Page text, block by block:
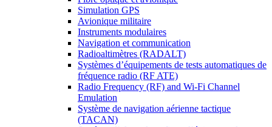
Simulation GPS
Avionique militaire
Instruments modulaires
Navigation et communication
Radioaltimètres (RADALT)
Systèmes d’équipements de tests automatiques de
fréquence radio (RF ATE)
Radio Frequency (RF) and Wi-Fi Channel
Emulation
Système de navigation aérienne tactique
(TACAN)